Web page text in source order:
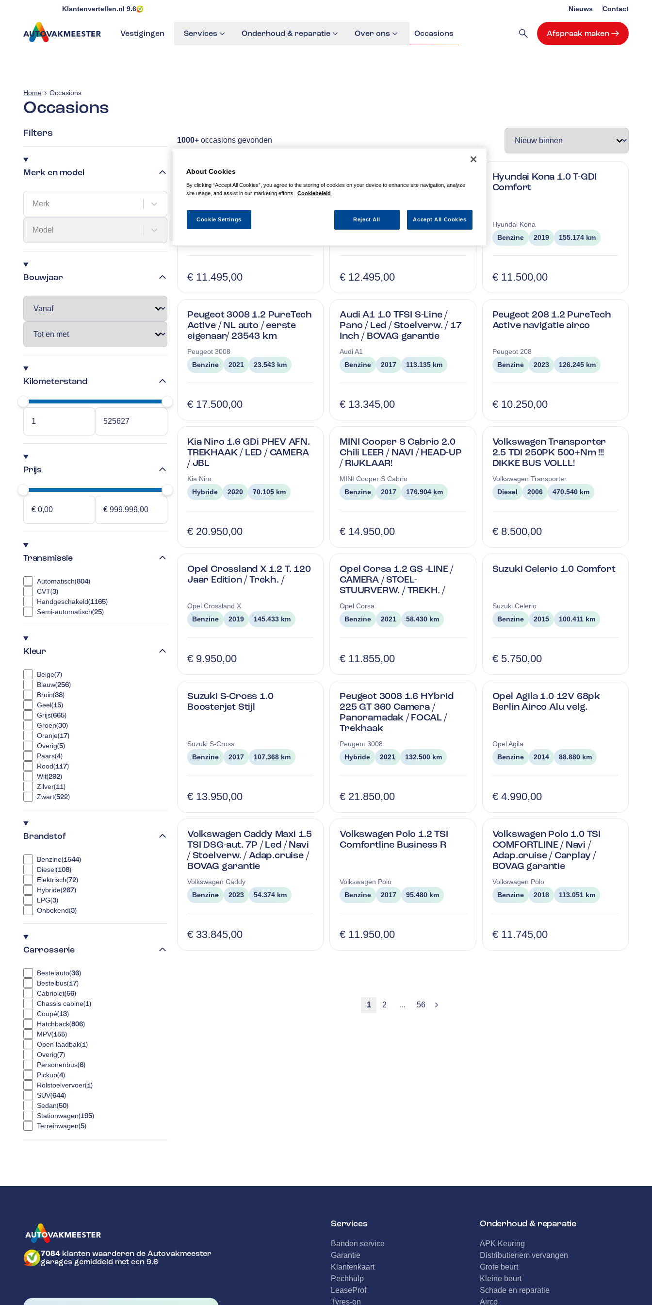
Klantenvertellen.nl 9.6 Nieuws Contact
Vestigingen Services Onderhoud & reparatie Over ons Occasions Afspraak maken
Home Occasions
Occasions
Filters
Merk en model
Merk
Model
Bouwjaar
Kilometerstand
Prijs
Transmissie
Automatisch(804)
CVT(3)
Handgeschakeld(1165)
Semi-automatisch(25)
Kleur
Beige(7)
Blauw(256)
Bruin(38)
Geel(15)
Grijs(665)
Groen(30)
Oranje(17)
Overig(5)
Paars(4)
Rood(117)
Wit(292)
Zilver(11)
Zwart(522)
Brandstof
Benzine(1544)
Diesel(108)
Elektrisch(72)
Hybride(267)
LPG(3)
Onbekend(3)
Carrosserie
Bestelauto(36)
Bestelbus(17)
Cabriolet(56)
Chassis cabine(1)
Coupé(13)
Hatchback(806)
MPV(155)
Open laadbak(1)
Overig(7)
Personenbus(6)
Pickup(4)
Rolstoelvervoer(1)
SUV(644)
Sedan(50)
Stationwagen(195)
Terreinwagen(5)
1000+occasions gevonden
Opel Astra 1.2 Business
Edition Prijs is rijklaar incl
Bovag garantie
OpelAstra
€ 11.495,00
Intens Camera/PDC/Cruise
bovag garantie
Renault Captur
€ 12.495,00
Hyundai Kona 1.0 T-GDI
Comfort
Hyundai Kona
Benzine
2019 155.174 km
€ 11.500,00
Peugeot 3008 1.2 PureTech
Active / NL auto / eerste
eigenaar/ 23543 km
Peugeot 3008
Benzine
2021 23.543 km
€ 17.500,00
Audi A1 1.0 TFSI S-Line /
Pano / Led / Stoelverw. / 17
Inch / BOVAG garantie
Audi A1
Benzine
2017 113.135 km
€ 13.345,00
Peugeot 208 1.2 PureTech
Active navigatie airco
Peugeot 208
Benzine
2023 126.245 km
€ 10.250,00
Kia Niro 1.6 GDi PHEV AFN.
TREKHAAK / LED / CAMERA
/ JBL
Kia Niro
Hybride
2020 70.105 km
€ 20.950,00
MINI Cooper S Cabrio 2.0
Chili LEER / NAVI / HEAD-UP
/ RIJKLAAR!
MINI Cooper S Cabrio
Benzine
2017 176.904 km
€ 14.950,00
Volkswagen Transporter
2.5 TDI 250PK 500+Nm !!!
DIKKE BUS VOLLL!
Volkswagen Transporter
Diesel
2006 470.540 km
€ 8.500,00
Opel Crossland X 1.2 T. 120
Jaar Edition / Trekh. /
Opel Crossland X
Benzine
2019 145.433 km
€ 9.950,00
Opel Corsa 1.2 GS -LINE /
CAMERA / STOEL-
STUURVERW. / TREKH. /
Opel Corsa
Benzine
2021 58.430 km
€ 11.855,00
Suzuki Celerio 1.0 Comfort
Suzuki Celerio
Benzine
2015 100.411 km
€ 5.750,00
Suzuki S-Cross 1.0
Boosterjet Stijl
Suzuki S-Cross
Benzine
2017 107.368 km
€ 13.950,00
Peugeot 3008 1.6 HYbrid
225 GT 360 Camera /
Panoramadak / FOCAL /
Trekhaak
Peugeot 3008
Hybride
2021 132.500 km
€ 21.850,00
Opel Agila 1.0 12V 68pk
Berlin Airco Alu velg.
Opel Agila
Benzine
2014 88.880 km
€ 4.990,00
Volkswagen Caddy Maxi 1.5
TSI DSG-aut. 7P / Led / Navi
/ Stoelverw. / Adap.cruise /
BOVAG garantie
Volkswagen Caddy
Benzine
2023 54.374 km
€ 33.845,00
Volkswagen Polo 1.2 TSI
Comfortline Business R
Volkswagen Polo
Benzine
2017 95.480 km
€ 11.950,00
Volkswagen Polo 1.0 TSI
COMFORTLINE / Navi /
Adap.cruise / Carplay /
BOVAG garantie
Volkswagen Polo
Benzine
2018 113.051 km
€ 11.745,00
1 2 ... 56
GA NAAR DE HOMEPAGINA
7084 klanten waarderen de Autovakmeester
garages gemiddeld met een 9.6
Services
Banden service
Garantie
Klantenkaart
Pechhulp
LeaseProf
Tyres-on
Onderhoud & reparatie
APK Keuring
Distributieriem vervangen
Grote beurt
Kleine beurt
Schade en reparatie
Airco
About Cookies
By clicking “Accept All Cookies”, you agree to the storing of cookies on your device to enhance site navigation, analyze
site usage, and assist in our marketing efforts.
Cookiebeleid
Reject All Accept All Cookies
Cookie Settings